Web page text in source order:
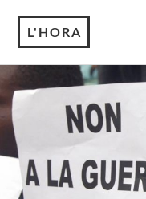
L'HORA